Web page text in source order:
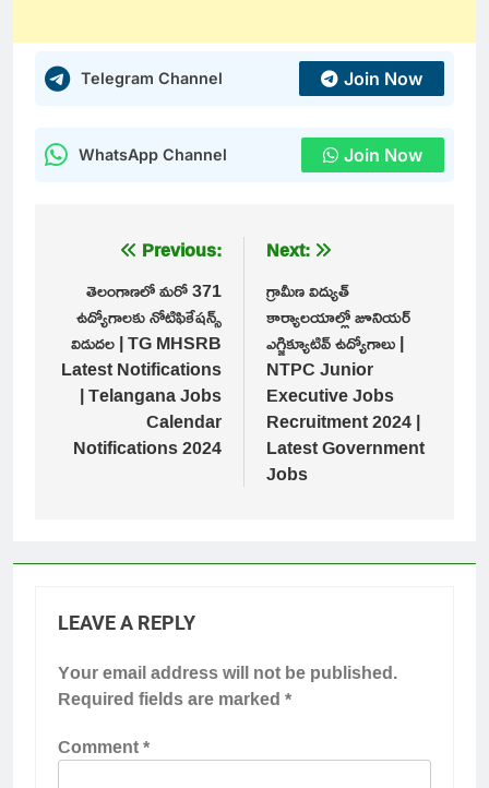
Telegram Channel Join Now
WhatsApp Channel Join Now
navigation
Previous:
తెలంగాణలో మరో 371
ఉద్యోగాలకు నోటిఫికేషన్స్
విడుదల | TG MHSRB
Latest Notifications
| Telangana Jobs
Calendar
Notifications 2024
Next:
గ్రామీణ విద్యుత్
కార్యాలయాల్లో జూనియర్
ఎగ్జిక్యూటివ్ ఉద్యోగాలు |
NTPC Junior
Executive Jobs
Recruitment 2024 |
Latest Government
Jobs
LEAVE A REPLY
Your email address will not be published.
Required fields are marked*
Comment*